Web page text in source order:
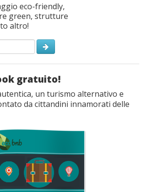
eco-friendly,
green, strutture
altro!
gratuito!
un turismo alternativo e
da cittandini innamorati delle